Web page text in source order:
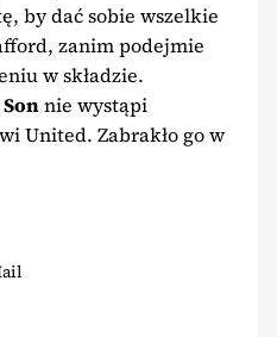
by dać sobie wszelkie
zanim podejmie
w składzie.
nie wystąpi
United. Zabrakło go w